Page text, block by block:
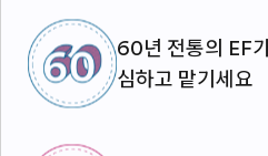
60년 전통의 EF
심하고 맡기세요